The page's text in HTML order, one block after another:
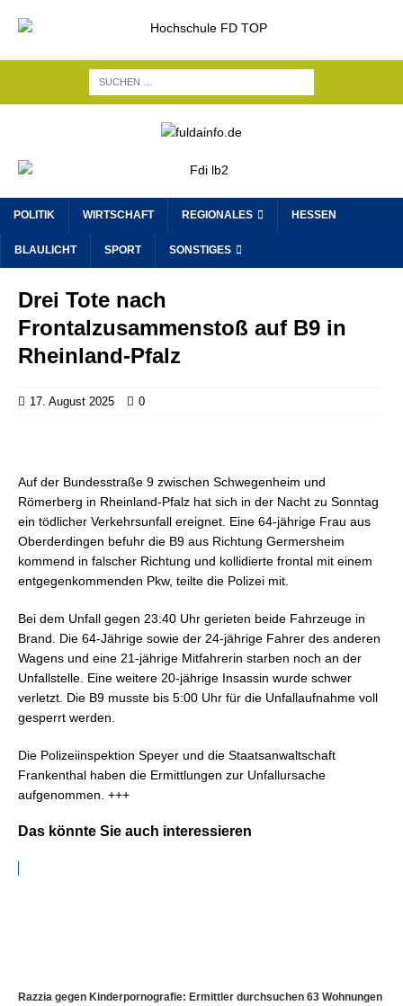
POLITIK WIRTSCHAFT REGIONALES HESSEN
BLAULICHT SPORT SONSTIGES
Drei Tote nach
Frontalzusammenstoß auf B9 in
Rheinland-Pfalz
17. August 2025 0
Auf der Bundesstraße 9 zwischen Schwegenheim und
Römerberg in Rheinland-Pfalz hat sich in der Nacht zu Sonntag
ein tödlicher Verkehrsunfall ereignet. Eine 64-jährige Frau aus
Oberderdingen befuhr die B9 aus Richtung Germersheim
kommend in falscher Richtung und kollidierte frontal mit einem
entgegenkommenden Pkw, teilte die Polizei mit.
Bei dem Unfall gegen 23:40 Uhr gerieten beide Fahrzeuge in
Brand. Die 64-Jährige sowie der 24-jährige Fahrer des anderen
Wagens und eine 21-jährige Mitfahrerin starben noch an der
Unfallstelle. Eine weitere 20-jährige Insassin wurde schwer
verletzt. Die B9 musste bis 5:00 Uhr für die Unfallaufnahme voll
gesperrt werden.
Die Polizeiinspektion Speyer und die Staatsanwaltschaft
Frankenthal haben die Ermittlungen zur Unfallursache
aufgenommen. +++
Das könnte Sie auch interessieren
Razzia gegen Kinderpornografie: Ermittler durchsuchen 63 Wohnungen